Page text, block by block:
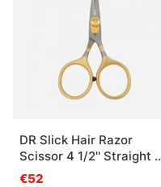
DR Slick Hair Razor
Scissor 4 1/2'' Straight -
Adjustable Tension
€52